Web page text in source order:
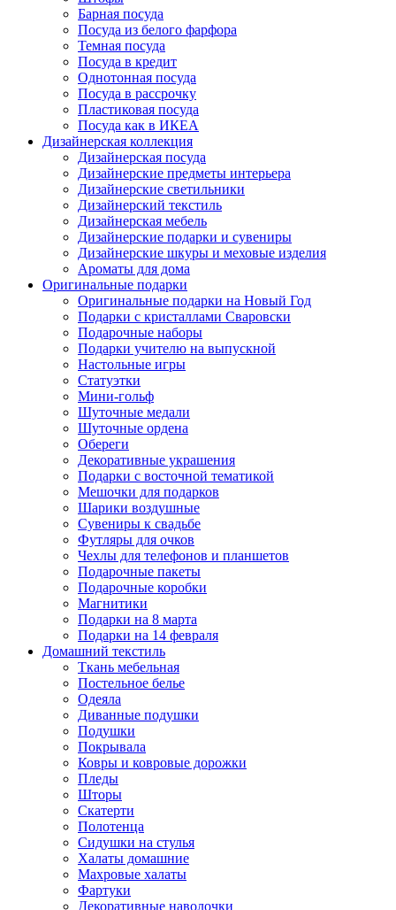
Барная посуда
Посуда из белого фарфора
Темная посуда
Посуда в кредит
Однотонная посуда
Посуда в рассрочку
Пластиковая посуда
Посуда как в ИКЕА
Дизайнерская коллекция
Дизайнерская посуда
Дизайнерские предметы интерьера
Дизайнерские светильники
Дизайнерский текстиль
Дизайнерская мебель
Дизайнерские подарки и сувениры
Дизайнерские шкуры и меховые изделия
Ароматы для дома
Оригинальные подарки
Оригинальные подарки на Новый Год
Подарки с кристаллами Сваровски
Подарочные наборы
Подарки учителю на выпускной
Настольные игры
Статуэтки
Мини-гольф
Шуточные медали
Шуточные ордена
Обереги
Декоративные украшения
Подарки с восточной тематикой
Мешочки для подарков
Шарики воздушные
Сувениры к свадьбе
Футляры для очков
Чехлы для телефонов и планшетов
Подарочные пакеты
Подарочные коробки
Магнитики
Подарки на 8 марта
Подарки на 14 февраля
Домашний текстиль
Ткань мебельная
Постельное белье
Одеяла
Диванные подушки
Подушки
Покрывала
Ковры и ковровые дорожки
Пледы
Шторы
Скатерти
Полотенца
Сидушки на стулья
Халаты домашние
Махровые халаты
Фартуки
Декоративные наволочки